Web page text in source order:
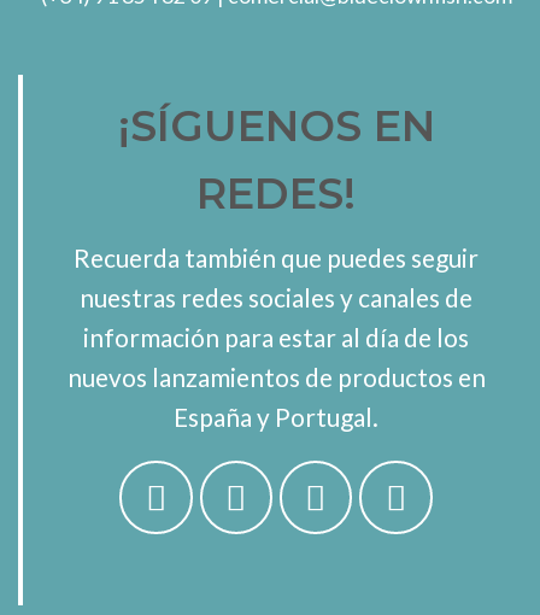
¡SÍGUENOS EN
REDES!
Recuerda también que puedes seguir
nuestras redes sociales y canales de
información para estar al día de los
nuevos lanzamientos de productos en
España y Portugal.